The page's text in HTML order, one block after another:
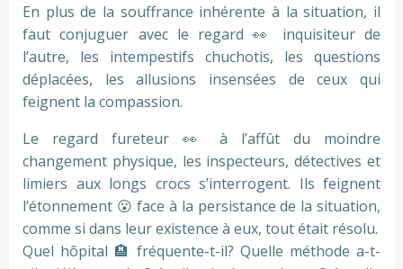
En plus de la souffrance inhérente à la situation, il
faut conjuguer avec le regard👀
inquisiteur de
l’autre, les intempestifs chuchotis, les questions
déplacées, les allusions insensées de ceux qui
feignent la compassion.
Le regard fureteur 👀
à l’affût du moindre
changement physique, les inspecteurs, détectives et
limiers aux longs crocs s’interrogent. Ils feignent
l’étonnement 😮 face à la persistance de la situation,
comme si dans leur existence à eux, tout était résolu.
Quel hôpital 🏨 fréquente-t-il? Quelle méthode a-t-